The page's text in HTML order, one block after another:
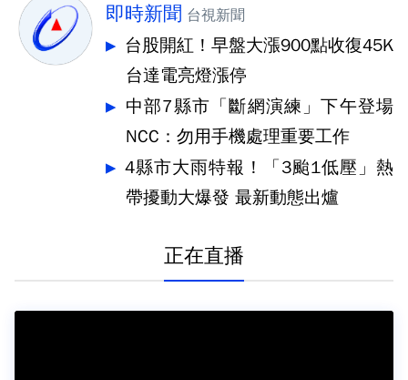
即時新聞 台視新聞
台股開紅！早盤大漲900點收復45K
台達電亮燈漲停
中部7縣市「斷網演練」下午登場
NCC：勿用手機處理重要工作
4縣市大雨特報！「3颱1低壓」熱
帶擾動大爆發 最新動態出爐
正在直播